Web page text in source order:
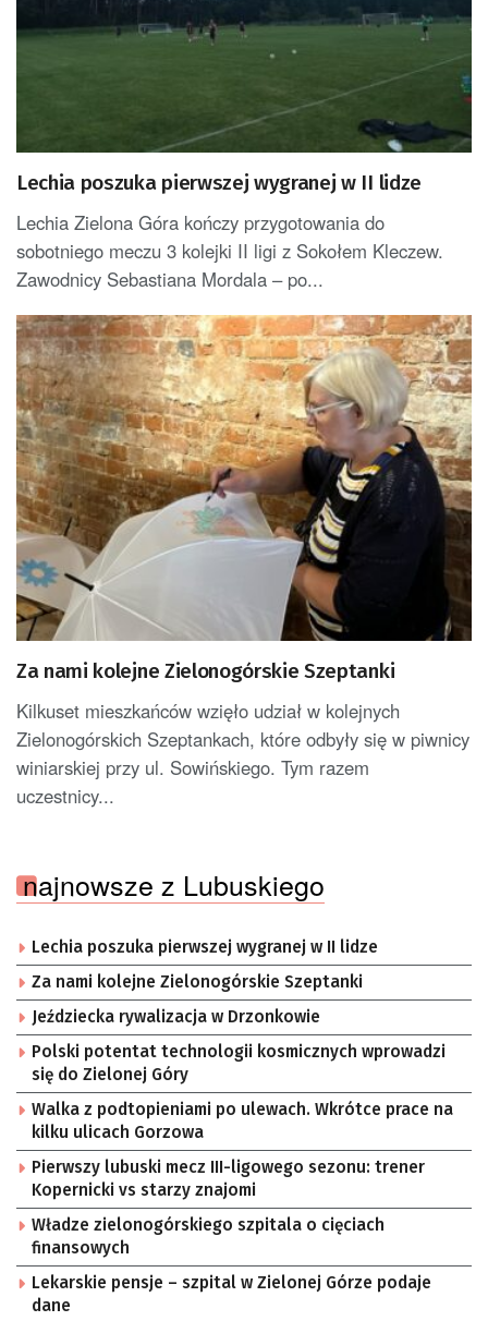
Lechia poszuka pierwszej wygranej w II lidze
Lechia Zielona Góra kończy przygotowania do
sobotniego meczu 3 kolejki II ligi z Sokołem Kleczew.
Zawodnicy Sebastiana Mordala – po...
Za nami kolejne Zielonogórskie Szeptanki
Kilkuset mieszkańców wzięło udział w kolejnych
Zielonogórskich Szeptankach, które odbyły się w piwnicy
winiarskiej przy ul. Sowińskiego. Tym razem
uczestnicy...
najnowsze z Lubuskiego
Lechia poszuka pierwszej wygranej w II lidze
Za nami kolejne Zielonogórskie Szeptanki
Jeździecka rywalizacja w Drzonkowie
Polski potentat technologii kosmicznych wprowadzi
się do Zielonej Góry
Walka z podtopieniami po ulewach. Wkrótce prace na
kilku ulicach Gorzowa
Pierwszy lubuski mecz III-ligowego sezonu: trener
Kopernicki vs starzy znajomi
Władze zielonogórskiego szpitala o cięciach
finansowych
Lekarskie pensje – szpital w Zielonej Górze podaje
dane